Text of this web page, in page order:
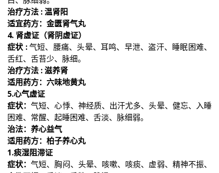
治疗方法 : 温肾阳
适宜药方：金匮肾气丸
4. 肾虚证（肾阴虚证）
症状 :气短、腰痛、头晕、耳鸣、早泄、盗汗、睡眠困难、
舌红、舌苔少、脉细。
治疗方法 : 滋养肾
适用药方：六味地黄丸
5.心气虚证
症状：气短、心悸、神经质、出汗尤多、头晕、健忘、入睡
困难、常醒、起睡困难、舌淡、脉细弱。
治法：养心益气
适用药方：柏子养心丸
1.痰湿阻滞证
症状：气短、胸闷、头晕、咳嗽、咳痰、虚弱、精神不振、